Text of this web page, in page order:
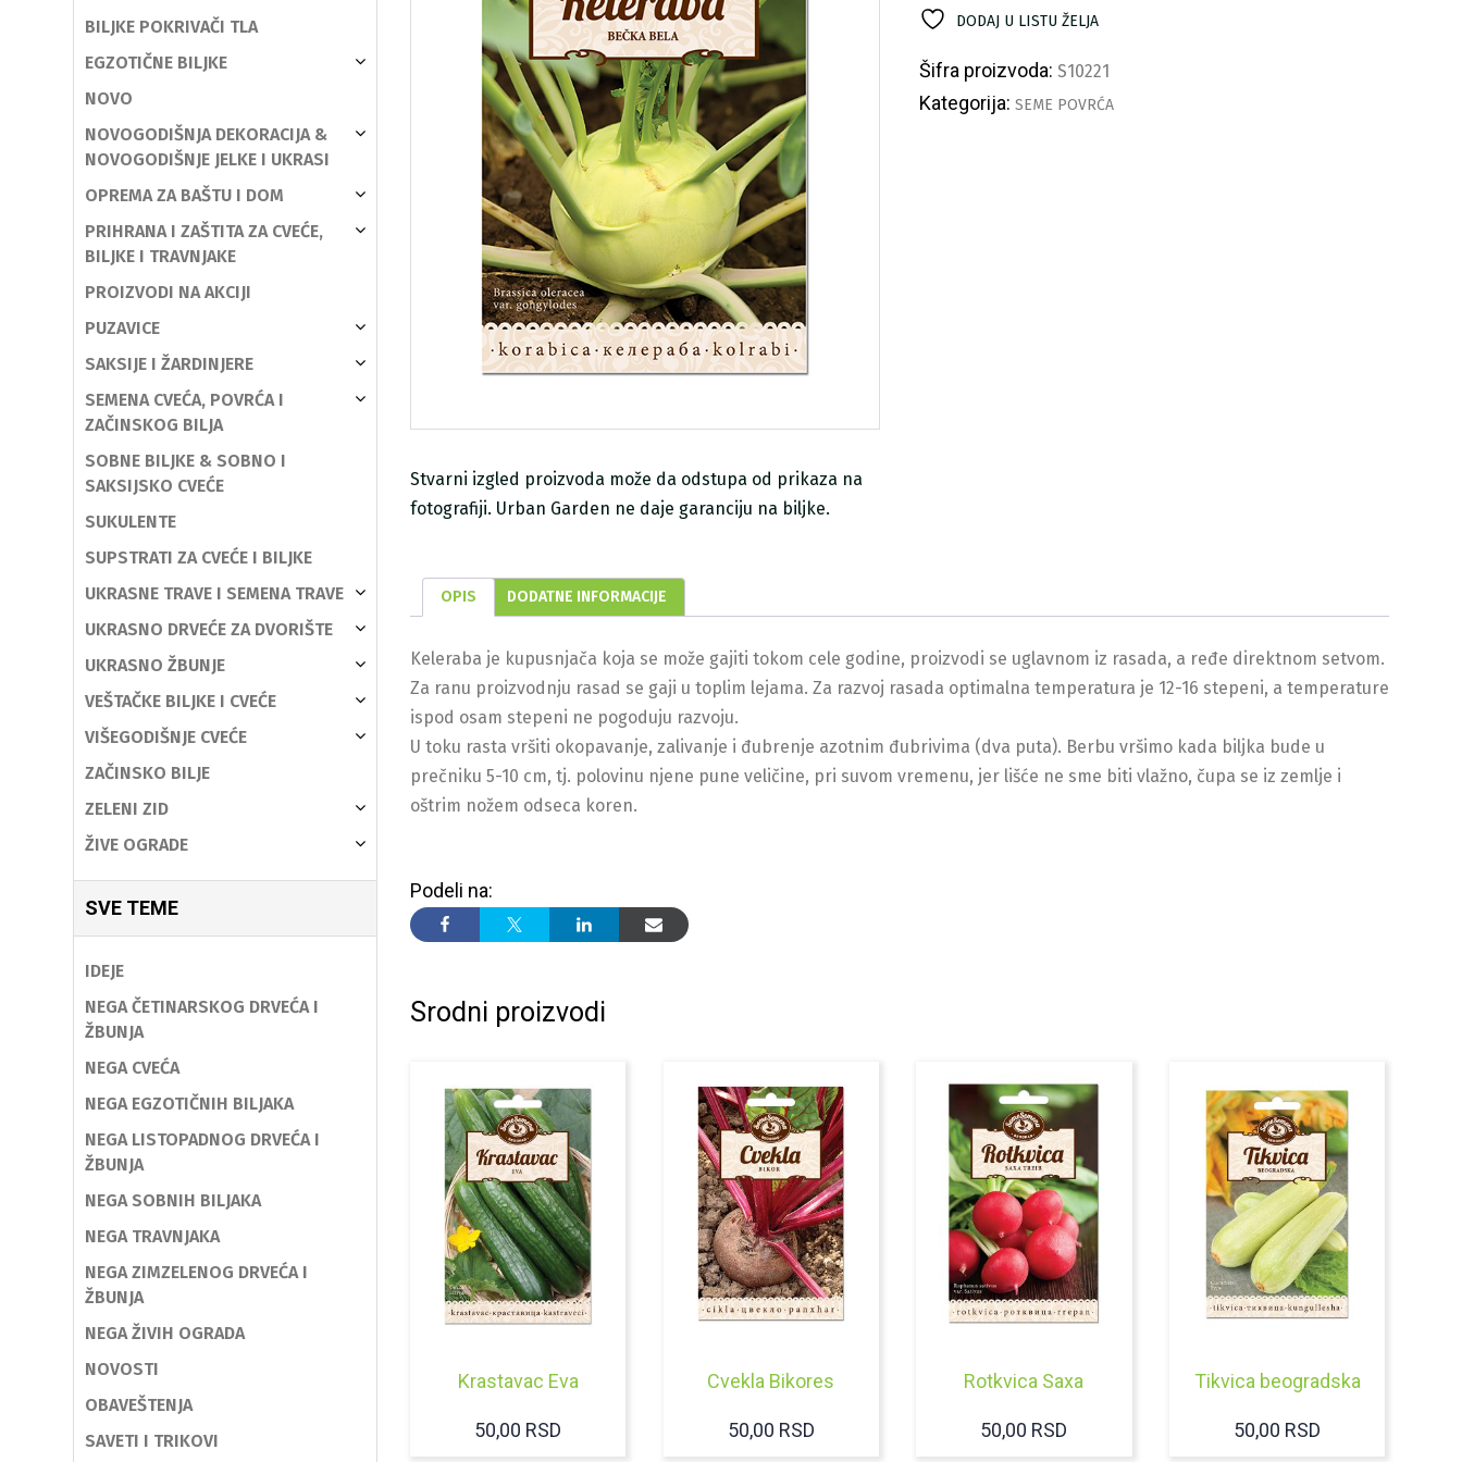
BILJKE POKRIVAČI TLA
EGZOTIČNE BILJKE
NOVO
NOVOGODIŠNJA DEKORACIJA &
NOVOGODIŠNJE JELKE I UKRASI
OPREMA ZA BAŠTU I DOM
PRIHRANA I ZAŠTITA ZA CVEĆE,
BILJKE I TRAVNJAKE
PROIZVODI NA AKCIJI
PUZAVICE
SAKSIJE I ŽARDINJERE
SEMENA CVEĆA, POVRĆA I
ZAČINSKOG BILJA
SOBNE BILJKE & SOBNO I
SAKSIJSKO CVEĆE
SUKULENTE
SUPSTRATI ZA CVEĆE I BILJKE
UKRASNE TRAVE I SEMENA TRAVE
UKRASNO DRVEĆE ZA DVORIŠTE
UKRASNO ŽBUNJE
VEŠTAČKE BILJKE I CVEĆE
VIŠEGODIŠNJE CVEĆE
ZAČINSKO BILJE
ZELENI ZID
ŽIVE OGRADE
SVE TEME
IDEJE
NEGA ČETINARSKOG DRVEĆA I
ŽBUNJA
NEGA CVEĆA
NEGA EGZOTIČNIH BILJAKA
NEGA LISTOPADNOG DRVEĆA I
ŽBUNJA
NEGA SOBNIH BILJAKA
NEGA TRAVNJAKA
NEGA ZIMZELENOG DRVEĆA I
ŽBUNJA
NEGA ŽIVIH OGRADA
NOVOSTI
OBAVEŠTENJA
SAVETI I TRIKOVI
DODAJ U LISTU ŽELJA
Šifra proizvoda: S10221
Kategorija: SEME POVRĆA
Stvarni izgled proizvoda može da odstupa od prikaza na
fotografiji. Urban Garden ne daje garanciju na biljke.
OPIS DODATNE INFORMACIJE
Keleraba je kupusnjača koja se može gajiti tokom cele godine, proizvodi se uglavnom iz rasada, a ređe direktnom setvom.
Za ranu proizvodnju rasad se gaji u toplim lejama. Za razvoj rasada optimalna temperatura je 12-16 stepeni, a temperature
ispod osam stepeni ne pogoduju razvoju.
U toku rasta vršiti okopavanje, zalivanje i đubrenje azotnim đubrivima (dva puta). Berbu vršimo kada biljka bude u
prečniku 5-10 cm, tj. polovinu njene pune veličine, pri suvom vremenu, jer lišće ne sme biti vlažno, čupa se iz zemlje i
oštrim nožem odseca koren.
Podeli na:
Srodni proizvodi
Krastavac Eva
50,00 RSD
Cvekla Bikores
50,00 RSD
Rotkvica Saxa
50,00 RSD
Tikvica beogradska
50,00 RSD